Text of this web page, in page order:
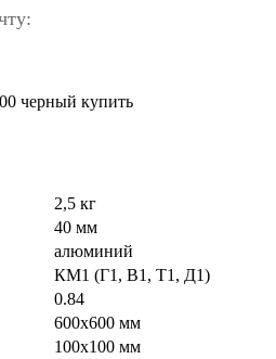
2,5 кг
40 мм
алюминий
КМ1 (Г1, В1, Т1, Д1)
0.84
600x600 мм
100x100 мм